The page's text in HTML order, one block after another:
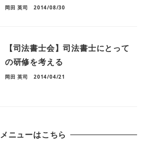
岡田 英司 2014/08/30
【司法書士会】司法書士にとって
の研修を考える
岡田 英司 2014/04/21
メニューはこちら